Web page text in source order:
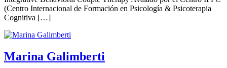
(Centro Internacional de Formación en Psicología & Psicoterapia
Cognitiva […]
Marina Galimberti